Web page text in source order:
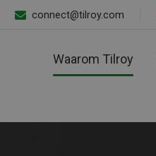
connect@tilroy.com
Waarom Tilroy